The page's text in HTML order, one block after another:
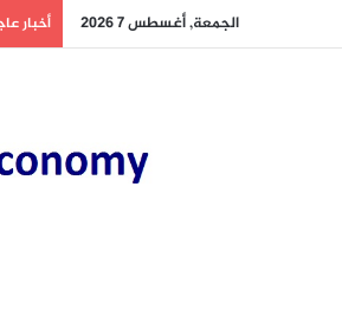
الجمعة, أغسطس 7 2026 أخبار